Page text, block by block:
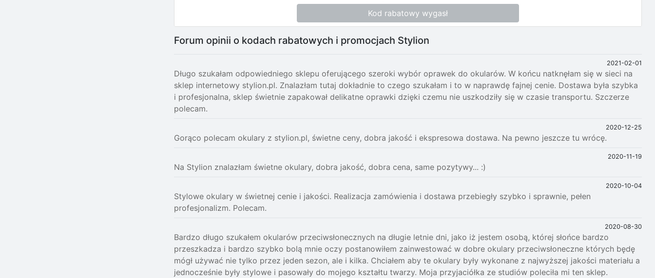
Kod rabatowy wygasł
Forum opinii o kodach rabatowych i promocjach Stylion
2021-02-01
Długo szukałam odpowiedniego sklepu oferującego szeroki wybór oprawek do okularów. W końcu natknęłam się w sieci na
sklep internetowy stylion.pl. Znalazłam tutaj dokładnie to czego szukałam i to w naprawdę fajnej cenie. Dostawa była szybka
i profesjonalna, sklep świetnie zapakował delikatne oprawki dzięki czemu nie uszkodziły się w czasie transportu. Szczerze
polecam.
2020-12-25
Gorąco polecam okulary z stylion.pl, świetne ceny, dobra jakość i ekspresowa dostawa. Na pewno jeszcze tu wrócę.
2020-11-19
Na Stylion znalazłam świetne okulary, dobra jakość, dobra cena, same pozytywy... :)
2020-10-04
Stylowe okulary w świetnej cenie i jakości. Realizacja zamówienia i dostawa przebiegły szybko i sprawnie, pełen
profesjonalizm. Polecam.
2020-08-30
Bardzo długo szukałem okularów przeciwsłonecznych na długie letnie dni, jako iż jestem osobą, której słońce bardzo
przeszkadza i bardzo szybko bolą mnie oczy postanowiłem zainwestować w dobre okulary przeciwsłoneczne których będę
mógł używać nie tylko przez jeden sezon, ale i kilka. Chciałem aby te okulary były wykonane z najwyższej jakości materiału a
jednocześnie były stylowe i pasowały do mojego kształtu twarzy. Moja przyjaciółka ze studiów poleciła mi ten sklep.